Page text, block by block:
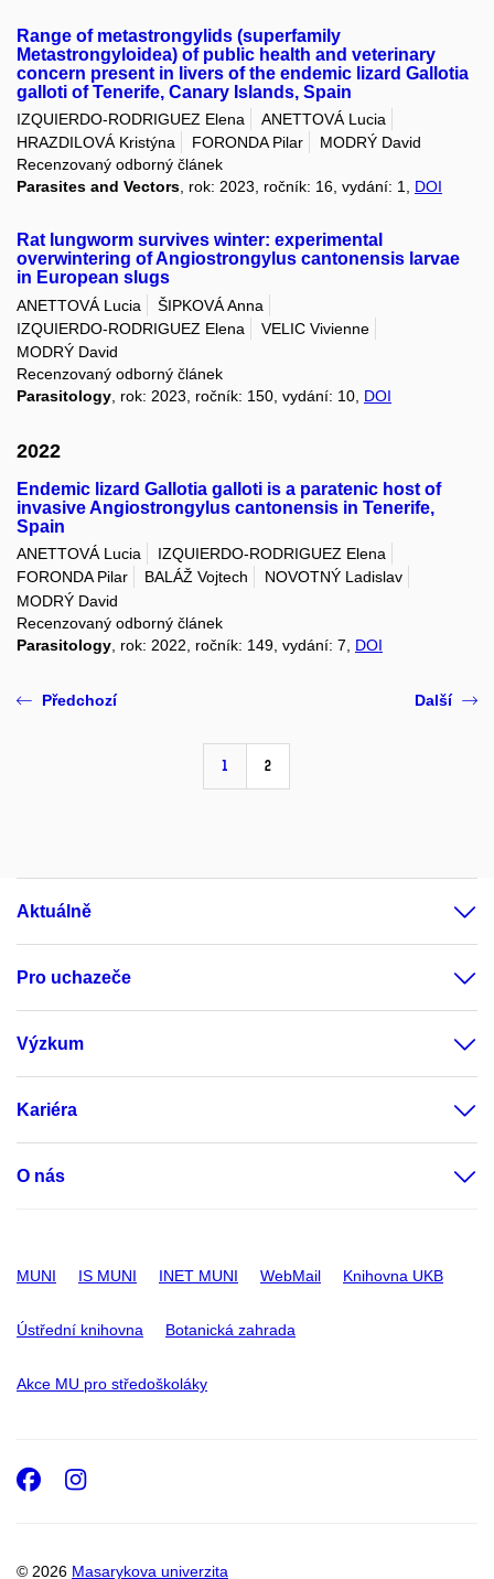
Range of metastrongylids (superfamily
Metastrongyloidea) of public health and veterinary
concern present in livers of the endemic lizard Gallotia
galloti of Tenerife, Canary Islands, Spain
IZQUIERDO-RODRIGUEZ Elena
ANETTOVÁ Lucia
HRAZDILOVÁ Kristýna
FORONDA Pilar
MODRÝ David
Recenzovaný odborný článek
Parasites and Vectors, rok: 2023, ročník: 16, vydání: 1, DOI
Rat lungworm survives winter: experimental
overwintering of Angiostrongylus cantonensis larvae
in European slugs
ANETTOVÁ Lucia
ŠIPKOVÁ Anna
IZQUIERDO-RODRIGUEZ Elena
VELIC Vivienne
MODRÝ David
Recenzovaný odborný článek
Parasitology, rok: 2023, ročník: 150, vydání: 10, DOI
2022
Endemic lizard Gallotia galloti is a paratenic host of
invasive Angiostrongylus cantonensis in Tenerife,
Spain
ANETTOVÁ Lucia
IZQUIERDO-RODRIGUEZ Elena
FORONDA Pilar
BALÁŽ Vojtech
NOVOTNÝ Ladislav
MODRÝ David
Recenzovaný odborný článek
Parasitology , rok: 2022, ročník: 149, vydání: 7, DOI
Předchozí
1 2
Další
Aktuálně
Pro uchazeče
Výzkum
Kariéra
O nás
MUNI IS MUNI INET MUNI WebMail Knihovna UKB
Ústřední knihovna Botanická zahrada
Akce MU pro středoškoláky
© 2026 Masarykova univerzita
Facebook
Instagram